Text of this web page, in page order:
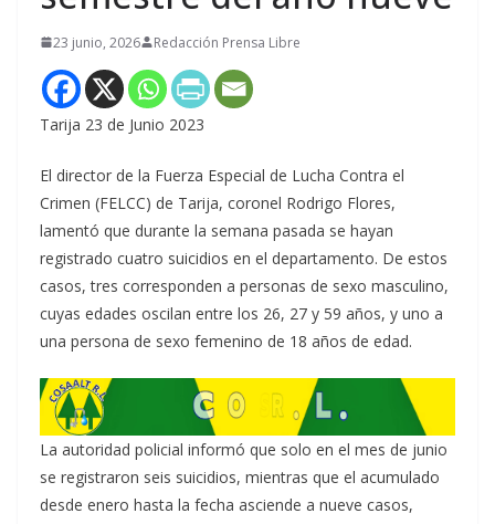
23 junio, 2026 Redacción Prensa Libre
Tarija 23 de Junio 2023
El director de la Fuerza Especial de Lucha Contra el
Crimen (FELCC) de Tarija, coronel Rodrigo Flores,
lamentó que durante la semana pasada se hayan
registrado cuatro suicidios en el departamento. De estos
casos, tres corresponden a personas de sexo masculino,
cuyas edades oscilan entre los 26, 27 y 59 años, y uno a
una persona de sexo femenino de 18 años de edad.
La autoridad policial informó que solo en el mes de junio
se registraron seis suicidios, mientras que el acumulado
desde enero hasta la fecha asciende a nueve casos,